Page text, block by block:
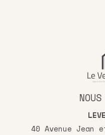
40 Avenue Jean